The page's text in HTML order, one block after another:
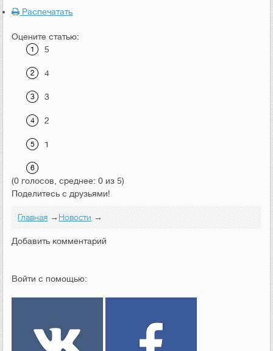
Распечатать
Оцените статью:
5
4
3
2
1
(0 голосов, среднее: 0 из 5)
Поделитесь с друзьями!
Главная →Новости →
Добавить комментарий
Войти с помощью: